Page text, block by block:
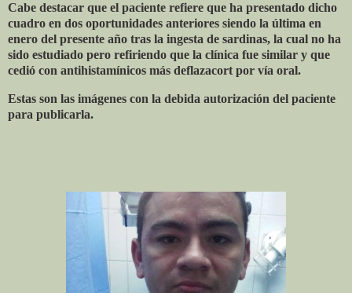
Cabe destacar que el paciente refiere que ha presentado dicho
cuadro en dos oportunidades anteriores siendo la última en
enero del presente año tras la ingesta de sardinas, la cual no ha
sido estudiado pero refiriendo que la clínica fue similar y que
cedió con antihistamínicos más deflazacort por vía oral.
Estas son las imágenes con la debida autorización del paciente
para publicarla.